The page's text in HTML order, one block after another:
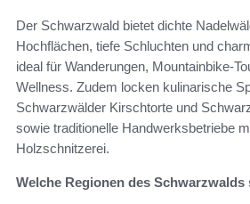
Der Schwarzwald bietet dichte
Hochflächen, tiefe Schluchten und
ideal für Wanderungen, Mountainbike-
Wellness. Zudem locken kulinarische
Schwarzwälder Kirschtorte und
sowie traditionelle Handwerksbetriebe
Holzschnitzerei.
Welche Regionen des